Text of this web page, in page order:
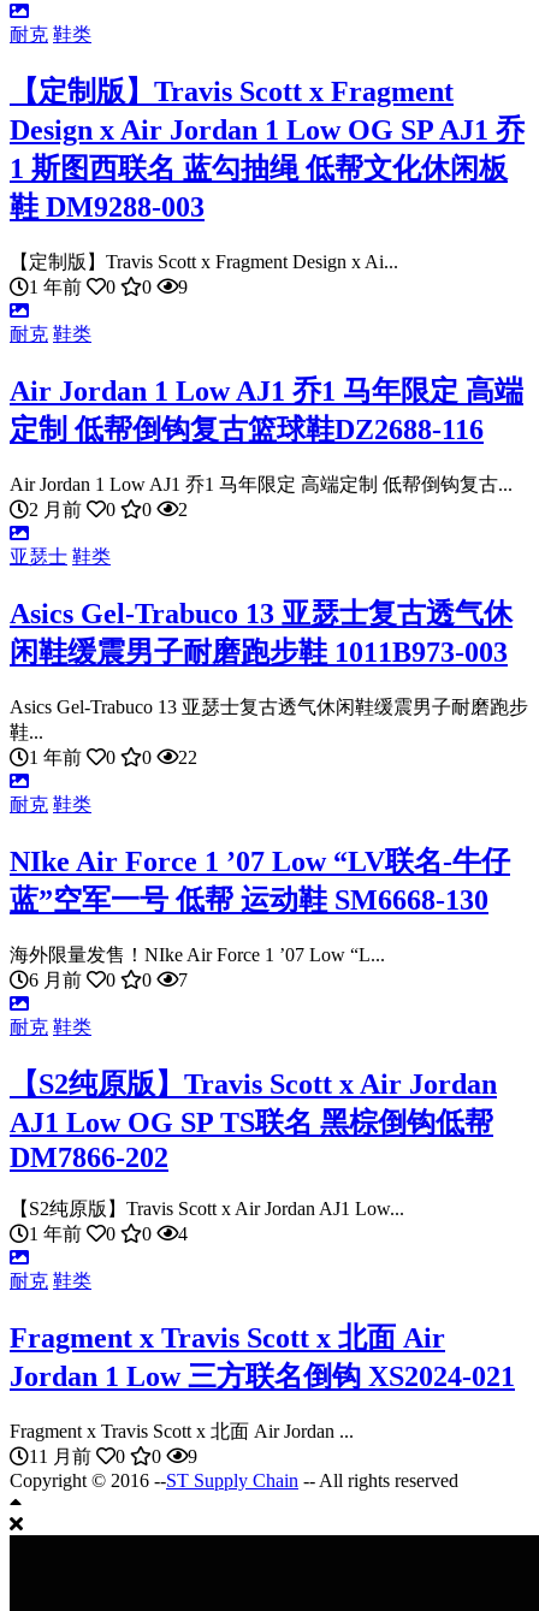
耐克 鞋类
【定制版】Travis Scott x Fragment
Design x Air Jordan 1 Low OG SP AJ1 乔
1 斯图西联名 蓝勾抽绳 低帮文化休闲板
鞋 DM9288-003
【定制版】Travis Scott x Fragment Design x Ai...
1 年前
0 0 9
耐克 鞋类
Air Jordan 1 Low AJ1 乔1 马年限定 高端
定制 低帮倒钩复古篮球鞋DZ2688-116
Air Jordan 1 Low AJ1 乔1 马年限定 高端定制 低帮倒钩复古...
2 月前
0 0 2
亚瑟士 鞋类
Asics Gel-Trabuco 13 亚瑟士复古透气休
闲鞋缓震男子耐磨跑步鞋 1011B973-003
Asics Gel-Trabuco 13 亚瑟士复古透气休闲鞋缓震男子耐磨跑步
鞋...
1 年前
0 0 22
耐克 鞋类
NIke Air Force 1 ’07 Low “LV联名-牛仔
蓝”空军一号 低帮 运动鞋 SM6668-130
海外限量发售！NIke Air Force 1 ’07 Low “L...
6 月前
0 0 7
耐克 鞋类
【S2纯原版】Travis Scott x Air Jordan
AJ1 Low OG SP TS联名 黑棕倒钩低帮
DM7866-202
【S2纯原版】Travis Scott x Air Jordan AJ1 Low...
1 年前
0 0 4
耐克 鞋类
Fragment x Travis Scott x 北面 Air
Jordan 1 Low 三方联名倒钩 XS2024-021
Fragment x Travis Scott x 北面 Air Jordan ...
11 月前
0 0
9
Copyright © 2016 --ST Supply Chain -- All rights reserved